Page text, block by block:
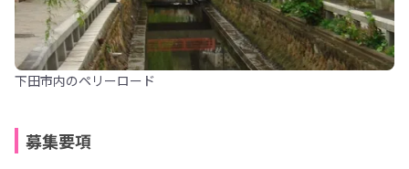
下田市内のペリーロード
募集要項